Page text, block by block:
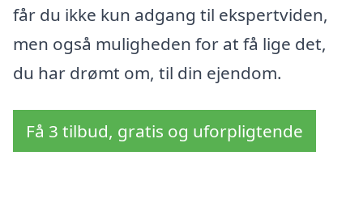
får du ikke kun adgang til ekspertviden,
men også muligheden for at få lige det,
du har drømt om, til din ejendom.
Få 3 tilbud, gratis og uforpligtende